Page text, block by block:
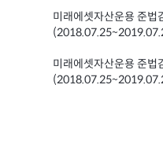
미래에셋자산운용 준
미래에셋자산운용 준